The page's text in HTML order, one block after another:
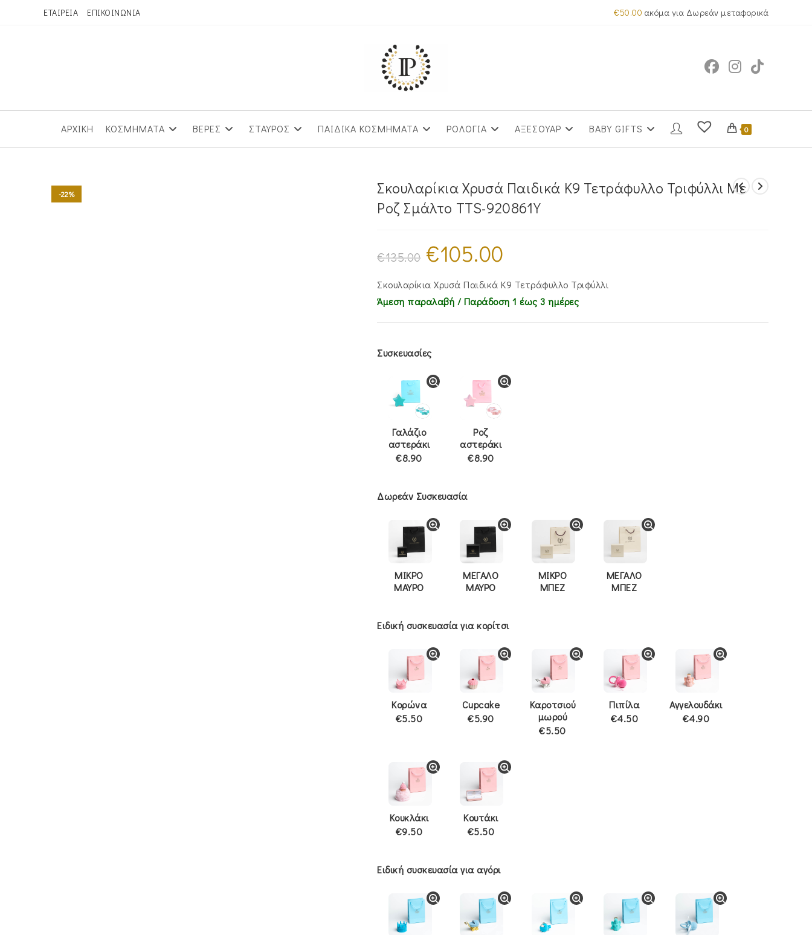
ΕΤΑΙΡΕΙΑ ΕΠΙΚΟΙΝΩΝΙΑ €50.00 ακόμα για Δωρεάν μεταφορικά
ΑΡΧΙΚΗ ΚΟΣΜΗΜΑΤΑ ΒΕΡΕΣ ΣΤΑΥΡΟΣ ΠΑΙΔΙΚΑ ΚΟΣΜΗΜΑΤΑ ΡΟΛΟΓΙΑ ΑΞΕΣΟΥΑΡ BABY GIFTS 0
-22%
Σκουλαρίκια Χρυσά Παιδικά Κ9 Τετράφυλλο Τριφύλλι Με
Ροζ Σμάλτο TTS-920861Y
€135.00
Original
price
was:
€105.00
€105.00.
Σκουλαρίκια Χρυσά Παιδικά Κ9 Τετράφυλλο Τριφύλλι
Άμεση παραλαβή / Παράδoση 1 έως 3 ημέρες
Συσκευασίες
Γαλάζιο
αστεράκι
€8.90
Ροζ
αστεράκι
€8.90
Δωρεάν Συσκευασία
ΜΙΚΡΟ
ΜΑΥΡΟ
ΜΕΓΑΛΟ
ΜΑΥΡΟ
ΜΙΚΡΟ
ΜΠΕΖ
ΜΕΓΑΛΟ
ΜΠΕΖ
Ειδική συσκευασία για κορίτσι
Κορώνα
€5.50
Cupcake
€5.90
Καροτσιού
μωρού
€5.50
Πιπίλα
€4.50
Αγγελουδάκι
€4.90
Κουκλάκι
€9.50
Κουτάκι
€5.50
Ειδική συσκευασία για αγόρι